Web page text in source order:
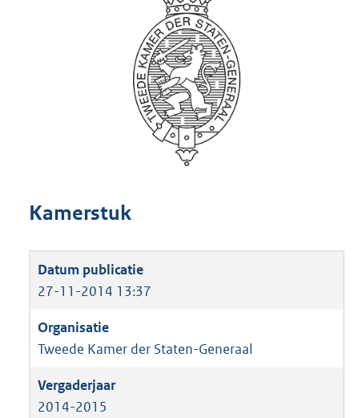
Kamerstuk
27-11-2014 13:37
Tweede Kamer der Staten-Generaal
2014-2015